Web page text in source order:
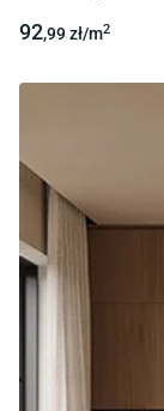
92,99zł/m2